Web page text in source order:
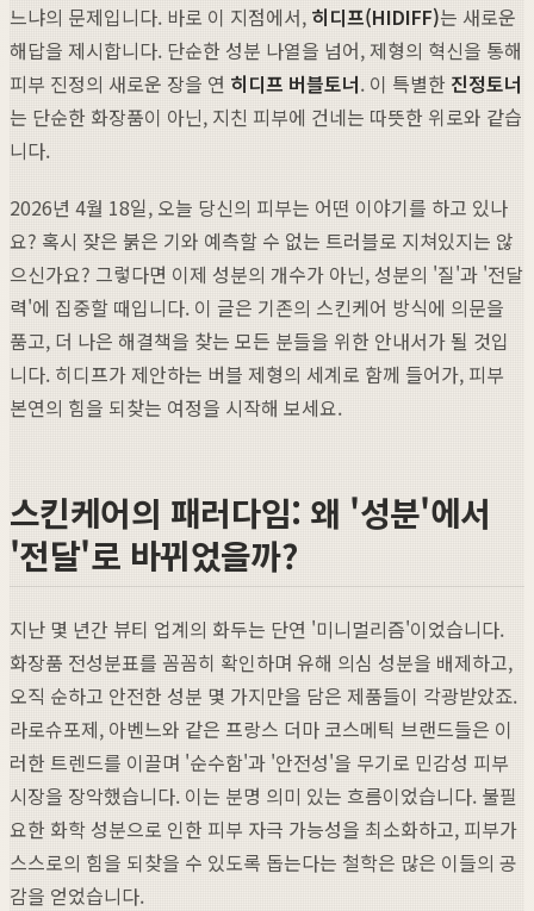
느냐의 문제입니다. 바로 이 지점에서, 히디프(HIDIFF)는 새로운
해답을 제시합니다. 단순한 성분 나열을 넘어, 제형의 혁신을 통해
피부 진정의 새로운 장을 연 히디프 버블토너. 이 특별한 진정토너
는 단순한 화장품이 아닌, 지친 피부에 건네는 따뜻한 위로와 같습
니다.
2026년 4월 18일, 오늘 당신의 피부는 어떤 이야기를 하고 있나
요? 혹시 잦은 붉은 기와 예측할 수 없는 트러블로 지쳐있지는 않
으신가요? 그렇다면 이제 성분의 개수가 아닌, 성분의 '질'과 '전달
력'에 집중할 때입니다. 이 글은 기존의 스킨케어 방식에 의문을
품고, 더 나은 해결책을 찾는 모든 분들을 위한 안내서가 될 것입
니다. 히디프가 제안하는 버블 제형의 세계로 함께 들어가, 피부
본연의 힘을 되찾는 여정을 시작해 보세요.
스킨케어의 패러다임: 왜 '성분'에서
'전달'로 바뀌었을까?
지난 몇 년간 뷰티 업계의 화두는 단연 '미니멀리즘'이었습니다.
화장품 전성분표를 꼼꼼히 확인하며 유해 의심 성분을 배제하고,
오직 순하고 안전한 성분 몇 가지만을 담은 제품들이 각광받았죠.
라로슈포제, 아벤느와 같은 프랑스 더마 코스메틱 브랜드들은 이
러한 트렌드를 이끌며 '순수함'과 '안전성'을 무기로 민감성 피부
시장을 장악했습니다. 이는 분명 의미 있는 흐름이었습니다. 불필
요한 화학 성분으로 인한 피부 자극 가능성을 최소화하고, 피부가
스스로의 힘을 되찾을 수 있도록 돕는다는 철학은 많은 이들의 공
감을 얻었습니다.